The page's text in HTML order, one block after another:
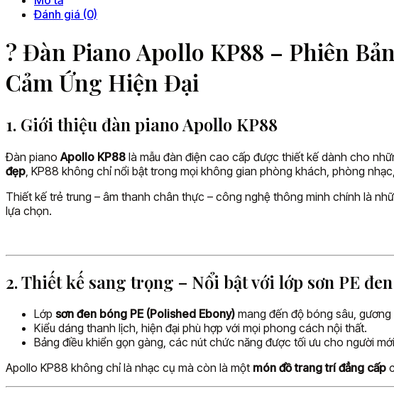
Đánh giá (0)
? Đàn Piano Apollo KP88 – Phiên
Cảm Ứng Hiện Đại
1. Giới thiệu đàn piano Apollo KP88
Đàn piano Apollo KP88 là mẫu đàn điện cao cấp được thiết kế dành cho
đẹp , KP88 không chỉ nổi bật trong mọi không gian phòng khách, phòng
Thiết kế trẻ trung – âm thanh chân thực – công nghệ thông minh chính là
lựa chọn.
2. Thiết kế sang trọng – Nổi bật với lớp sơn PE
Lớp sơn đen bóng PE (Polished Ebony) mang đến độ bóng sâu,
Kiểu dáng thanh lịch, hiện đại phù hợp với mọi phong cách nội thất.
Bảng điều khiển gọn gàng, các nút chức năng được tối ưu cho người
Apollo KP88 không chỉ là nhạc cụ mà còn là một món đồ trang trí đẳng cấp